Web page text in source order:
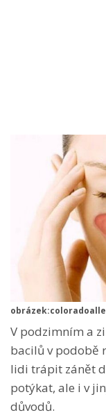
V podzimním a
bacilů v podobě
lidi trápit zánět
potýkat, ale i v
důvodů.